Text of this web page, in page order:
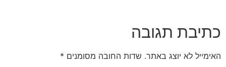
כתיבת תגובה
האימייל לא יוצג באתר. שדות החובה מסומנים *